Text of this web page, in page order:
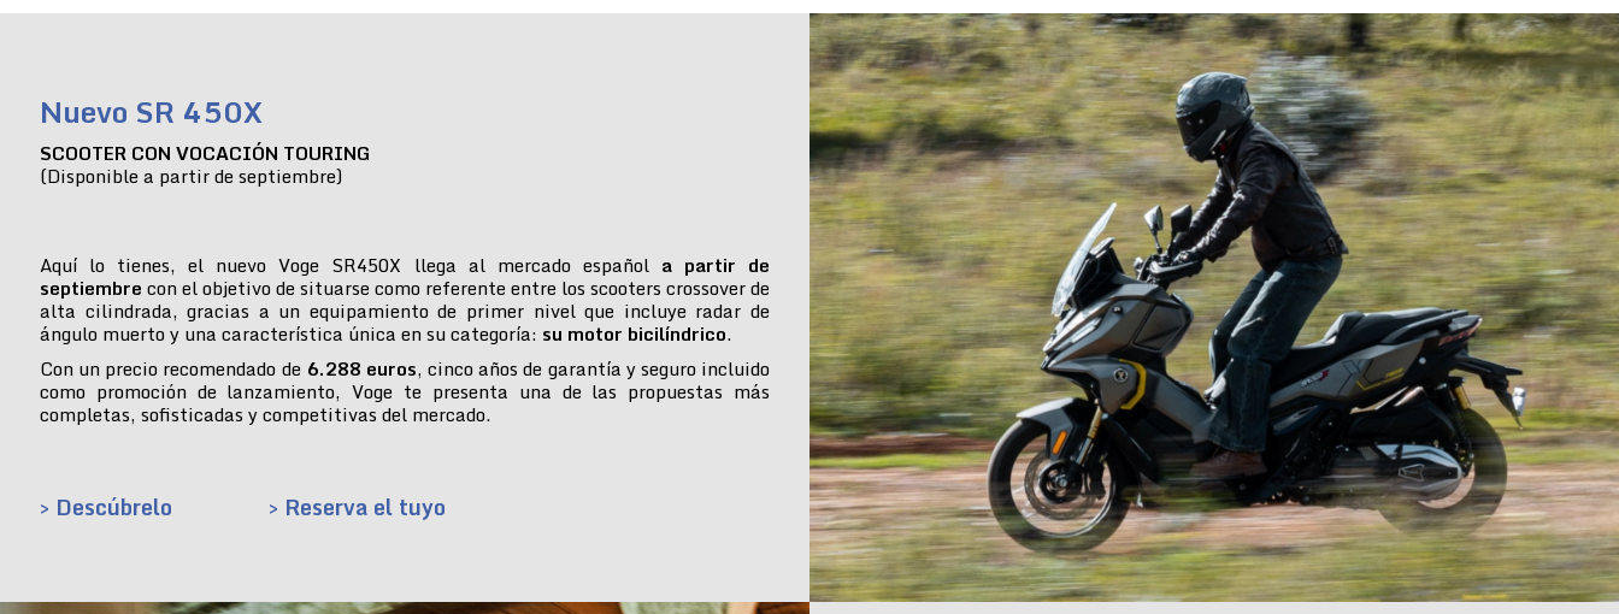
Nuevo SR 450X
SCOOTER CON VOCACIÓN TOURING
(Disponible a partir de septiembre)
Aquí lo tienes, el nuevo Voge SR450X llega al mercado español a partir de
septiembre con el objetivo de situarse como referente entre los scooters crossover de
alta cilindrada, gracias a un equipamiento de primer nivel que incluye radar de
ángulo muerto y una característica única en su categoría: su motor bicilíndrico.
Con un precio recomendado de 6.288 euros, cinco años de garantía y seguro incluido
como promoción de lanzamiento, Voge te presenta una de las propuestas más
completas, sofisticadas y competitivas del mercado.
> Descúbrelo > Reserva el tuyo